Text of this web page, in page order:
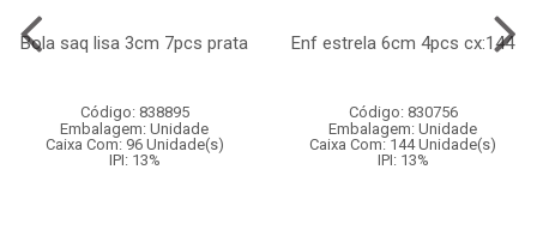
Bola saq lisa 3cm 7pcs prata
Código: 838895
Embalagem: Unidade
Caixa Com: 96 Unidade(s)
IPI: 13%
Enf estrela 6cm 4pcs cx:144
Código: 830756
Embalagem: Unidade
Caixa Com: 144 Unidade(s)
IPI: 13%